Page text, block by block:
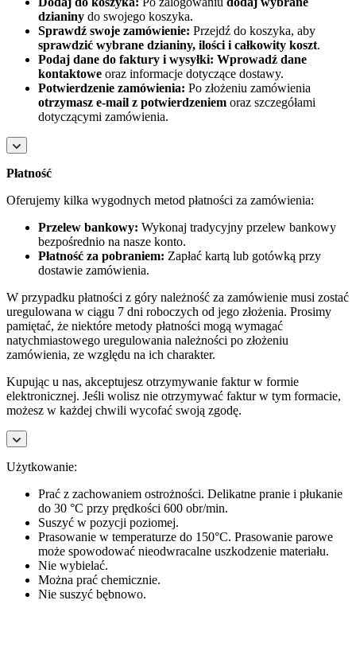
dzianiny do swojego koszyka.
Sprawdź swoje zamówienie: Przejdź do koszyka, aby
sprawdzić wybrane dzianiny, ilości i całkowity koszt.
Podaj dane do faktury i wysyłki: Wprowadź dane
kontaktowe oraz informacje dotyczące dostawy.
Potwierdzenie zamówienia: Po złożeniu zamówienia
otrzymasz e-mail z potwierdzeniem oraz szczegółami
dotyczącymi zamówienia.
Płatność
Oferujemy kilka wygodnych metod płatności za zamówienia:
Przelew bankowy: Wykonaj tradycyjny przelew bankowy
bezpośrednio na nasze konto.
Płatność za pobraniem: Zapłać kartą lub gotówką przy
dostawie zamówienia.
W przypadku płatności z góry należność za zamówienie musi zostać
uregulowana w ciągu 7 dni roboczych od jego złożenia. Prosimy
pamiętać, że niektóre metody płatności mogą wymagać
natychmiastowego uregulowania należności po złożeniu
zamówienia, ze względu na ich charakter.
Kupując u nas, akceptujesz otrzymywanie faktur w formie
elektronicznej. Jeśli wolisz nie otrzymywać faktur w tym formacie,
możesz w każdej chwili wycofać swoją zgodę.
Użytkowanie:
Prać z zachowaniem ostrożności. Delikatne pranie i płukanie
do 30 °C przy prędkości 600 obr/min.
Suszyć w pozycji poziomej.
Prasowanie w temperaturze do 150°C. Prasowanie parowe
może spowodować nieodwracalne uszkodzenie materiału.
Nie wybielać.
Można prać chemicznie.
Nie suszyć bębnowo.